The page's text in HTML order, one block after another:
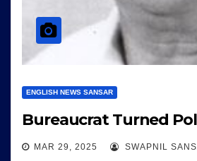
ENGLISH NEWS SANSAR
Bureaucrat Turned
MAR 29, 2025 SWAPNIL